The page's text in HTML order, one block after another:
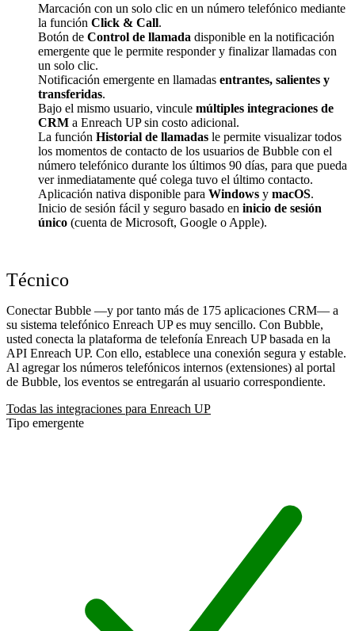
Marcación con un solo clic en un número telefónico mediante
la función Click & Call.
Botón de Control de llamada disponible en la notificación
emergente que le permite responder y finalizar llamadas con
un solo clic.
Notificación emergente en llamadas entrantes, salientes y
transferidas.
Bajo el mismo usuario, vincule múltiples integraciones de
CRM a Enreach UP sin costo adicional.
La función Historial de llamadas le permite visualizar todos
los momentos de contacto de los usuarios de Bubble con el
número telefónico durante los últimos 90 días, para que pueda
ver inmediatamente qué colega tuvo el último contacto.
Aplicación nativa disponible para Windows y macOS.
Inicio de sesión fácil y seguro basado en inicio de sesión
único (cuenta de Microsoft, Google o Apple).
Técnico
Conectar Bubble —y por tanto más de 175 aplicaciones CRM— a
su sistema telefónico Enreach UP es muy sencillo. Con Bubble,
usted conecta la plataforma de telefonía Enreach UP basada en la
API Enreach UP. Con ello, establece una conexión segura y estable.
Al agregar los números telefónicos internos (extensiones) al portal
de Bubble, los eventos se entregarán al usuario correspondiente.
Todas las integraciones para Enreach UP
Tipo emergente